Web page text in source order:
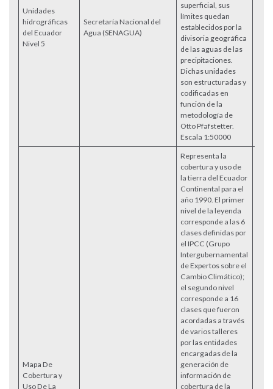
Unidades
hidrográficas
del Ecuador
Nivel 5
Secretaría Nacional del
Agua (SENAGUA)
superficial, sus
límites quedan
establecidos por la
divisoria geográfica
de las aguas de las
precipitaciones.
Dichas unidades
son estructuradas y
codificadas en
función de la
metodología de
Otto Pfafstetter.
Escala 1:50000
Mapa De
Cobertura y
Uso De La
Representa la
cobertura y uso de
la tierra del Ecuador
Continental para el
año 1990. El primer
nivel de la leyenda
corresponde a las 6
clases definidas por
el IPCC (Grupo
Intergubernamental
de Expertos sobre el
Cambio Climático);
el segundo nivel
corresponde a 16
clases que fueron
acordadas a través
de varios talleres
por las entidades
encargadas de la
generación de
información de
cobertura de la